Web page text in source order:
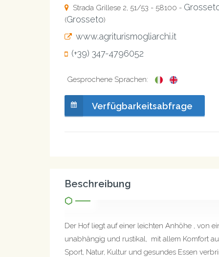
Strada Grillese 2, 51/53 - 58100 -
(Grosseto)
www.agriturismogliarchi.it
(+39) 347-4796052
Gesprochene Sprachen:
Verfügbarkeitsabfrage
Beschreibung
Der Hof liegt auf einer leichten Anhöhe , von
unabhängig und rustikal, mit allem Komfort
Sport, Natur, Kultur und gesundes Essen